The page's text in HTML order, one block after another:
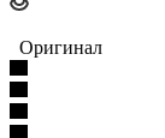
Оригинал